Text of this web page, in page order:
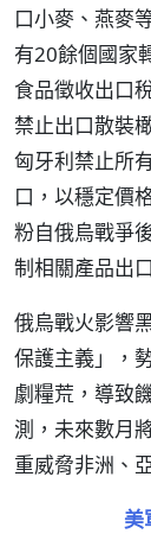
口小麥、燕麥
有20餘個國家
食品徵收出口
禁止出口散裝
匈牙利禁止所
口，以穩定價
粉自俄烏戰爭
制相關產品出
俄烏戰火影響
保護主義」，
劇糧荒，導致
測，未來數月
重威脅非洲、
美